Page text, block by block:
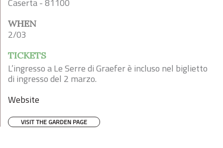
Caserta - 81100
WHEN
2/03
TICKETS
L’ingresso a Le Serre di Graefer è incluso nel biglietto
di ingresso del 2 marzo.
Website
VISIT THE GARDEN PAGE